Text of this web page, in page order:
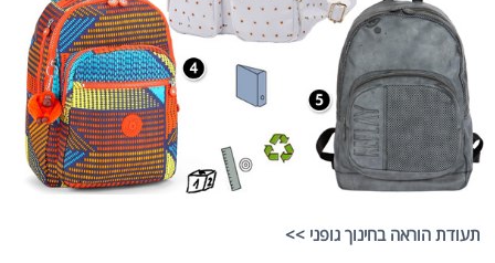
תעודת הוראה בחינוך גופני >>